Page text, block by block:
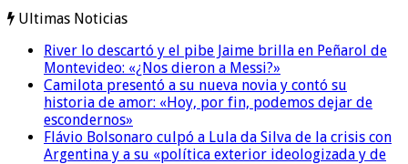
Ultimas Noticias
River lo descartó y el pibe Jaime brilla en Peñarol de
Montevideo: «¿Nos dieron a Messi?»
Camilota presentó a su nueva novia y contó su
historia de amor: «Hoy, por fin, podemos dejar de
escondernos»
Flávio Bolsonaro culpó a Lula da Silva de la crisis con
Argentina y a su «política exterior ideologizada y de